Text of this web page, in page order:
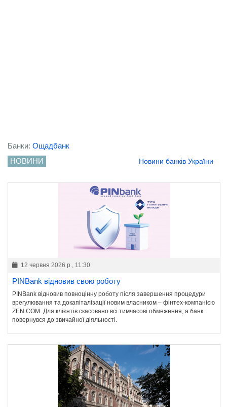
Банки: Ощадбанк
НОВИНИ
Новини банків України
12 червня 2026 р., 11:30
PINBank відновив свою роботу
PINBank відновив повноцінну роботу після завершення процедури
врегулювання та докапіталізації новим власником – фінтех-компанією
ZEN.COM. Для клієнтів скасовано всі тимчасові обмеження, а банк
повернувся до звичайної діяльності.